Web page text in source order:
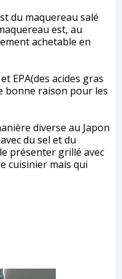
du maquereau salé
est, au
achetable en
EPA(des acides gras
bonne raison pour les
diverse au Japon
du sel et du
présenter grillé avec
cuisinier mais qui